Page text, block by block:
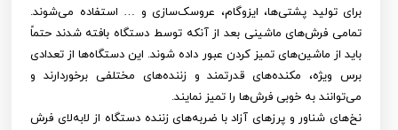
برای تولید پشتی‌ها، ایزوگام، عروسک‌سازی و … استفاده می‌شوند.
تمامی فرش‌های ماشینی بعد از آنکه توسط دستگاه بافته شدند حتماً
باید از ماشین‌های تمیز کردن عبور داده شوند. این دستگاه‌ها از تعدادی
برس ویژه، مکنده‌های قدرتمند و زننده‌های مختلفی برخوردارند و
می‌توانند به خوبی فرش‌ها را تمیز نمایند.
نخ‌های شناور و پرزهای آزاد با ضربه‌های زننده دستگاه از لابه‌لای فرش